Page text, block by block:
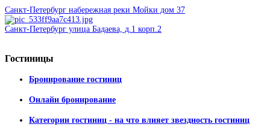
Санкт-Петербург набережная реки Мойки дом 37
Санкт-Петербург улица Бадаева, д.1 корп.2
Гостиницы
Бронирование гостиниц
Онлайн бронирование
Категории гостиниц - на что влияет звездность гостиниц